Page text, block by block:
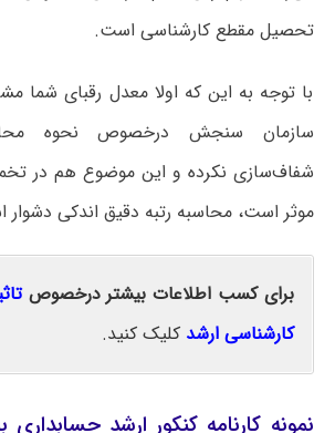
تحصیل مقطع کارشناسی است.
با توجه به این که اولا معدل رقبای شما
سازمان سنجش درخصوص نحوه
شفاف‌سازی نکرده و این موضوع هم در
موثر است، محاسبه رتبه دقیق اندکی
برای کسب اطلاعات بیشتر درخصوص
کارشناسی ارشد کلیک کنید.
نمونه کارنامه کنکور ارشد